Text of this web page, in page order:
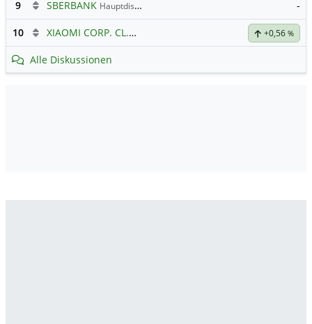
9 SBERBANK Hauptdiskussion -
10 XIAOMI CORP. CL.B +0,56 %
Alle Diskussionen